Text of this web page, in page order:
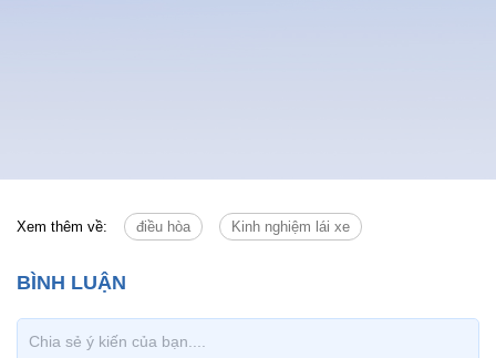
Tin cùng chuyên mục